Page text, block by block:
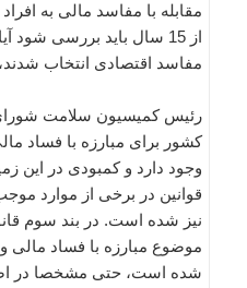
مقابله با مفاسد مالی به
از 15 سال باید بررسی شود
مفاسد اقتصادی انتخاب
رئیس کمیسیون سلامت شورای
کشور برای مبارزه با فساد
وجود دارد و کمبودی در این
قوانین در برخی از موارد
نیز شده است. در بند سوم
موضوع مبارزه با فساد مالی